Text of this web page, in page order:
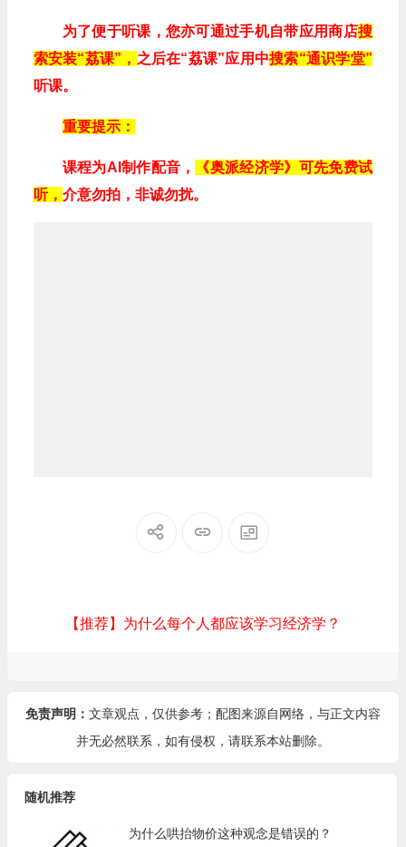
为了便于听课，您亦可通过手机自带应用商店搜
索安装“荔课”， 之后在“荔课”应用中搜索“通识学堂”
听课。
重要提示：
课程为AI制作配音，
《奥派经济学》可先免费试
听， 介意勿拍，非诚勿扰。
【推荐】为什么每个人都应该学习经济学？
免责声明： 文章观点，仅供参考；配图来源自网络，与正文内容
并无必然联系，如有侵权，请联系本站删除。
随机推荐
为什么哄抬物价这种观念是错误的？